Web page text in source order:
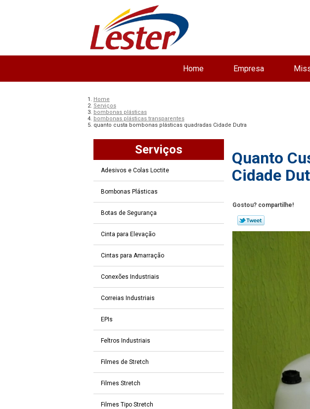
Home Empresa
Home
Serviços
bombonas plásticas
bombonas plásticas transparentes
quanto custa bombonas plásticas quadradas Cidade Dutra
Serviços
Adesivos e Colas Loctite
Bombonas Plásticas
Botas de Segurança
Cinta para Elevação
Cintas para Amarração
Conexões Industriais
Correias Industriais
EPIs
Feltros Industriais
Filmes de Stretch
Filmes Stretch
Filmes Tipo Stretch
Quanto
Cidade
Gostou? compartilhe!